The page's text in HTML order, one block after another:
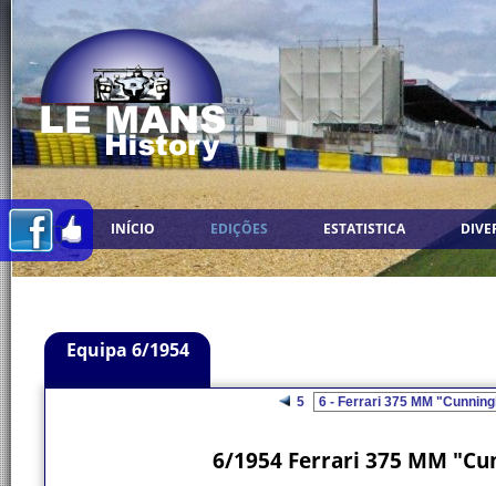
INÍCIO EDIÇÕES ESTATISTICA
Equipa 6/1954
5
6/1954 Ferrari 375 MM